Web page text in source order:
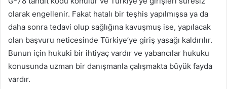
olarak engellenir. Fakat hatalı bir teşhis yapılmışsa ya da
daha sonra tedavi olup sağlığına kavuşmuş ise, yapılacak
olan başvuru neticesinde Türkiye’ye giriş yasağı kaldırılır.
Bunun için hukuki bir ihtiyaç vardır ve yabancılar hukuku
konusunda uzman bir danışmanla çalışmakta büyük fayda
vardır.